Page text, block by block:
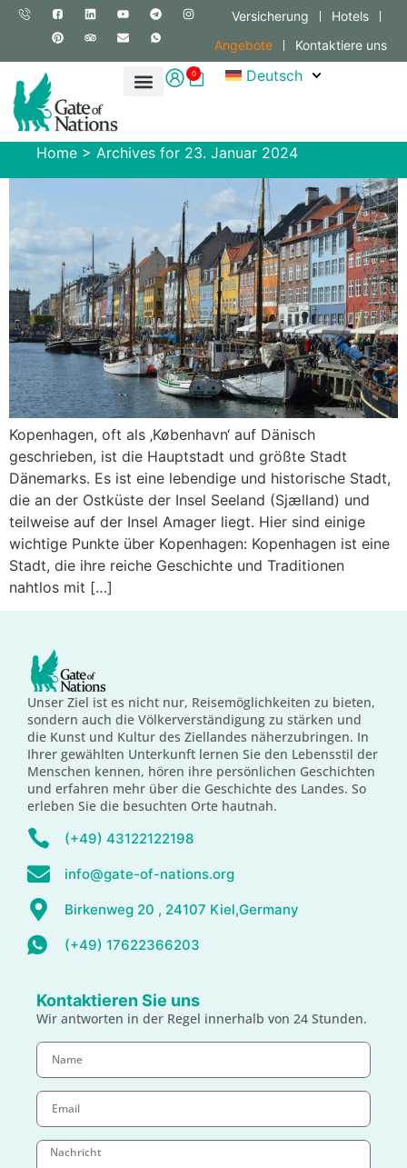
Versicherung
Hotels
Angebote
Kontaktiere uns
0 Deutsch
Home > Archives for 23. Januar 2024
Kopenhagen, oft als ‚København‘ auf Dänisch
geschrieben, ist die Hauptstadt und größte Stadt
Dänemarks. Es ist eine lebendige und historische Stadt,
die an der Ostküste der Insel Seeland (Sjælland) und
teilweise auf der Insel Amager liegt. Hier sind einige
wichtige Punkte über Kopenhagen: Kopenhagen ist eine
Stadt, die ihre reiche Geschichte und Traditionen
nahtlos mit […]
Unser Ziel ist es nicht nur, Reisemöglichkeiten zu bieten,
sondern auch die Völkerverständigung zu stärken und
die Kunst und Kultur des Ziellandes näherzubringen. In
Ihrer gewählten Unterkunft lernen Sie den Lebensstil der
Menschen kennen, hören ihre persönlichen Geschichten
und erfahren mehr über die Geschichte des Landes. So
erleben Sie die besuchten Orte hautnah.
(+49) 43122122198
info@gate-of-nations.org
Birkenweg 20 , 24107 Kiel,Germany
(+49) 17622366203
Kontaktieren Sie uns
Wir antworten in der Regel innerhalb von 24 Stunden.